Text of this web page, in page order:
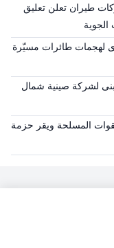
طيران تعلن تعليق
لهجمات طائرات مسيّرة
لشركة صينية شمال
المسلحة ويقر حزمة